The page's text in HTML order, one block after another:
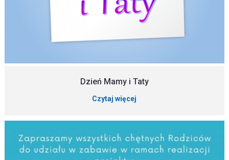
Dzień Mamy i Taty
Czytaj więcej